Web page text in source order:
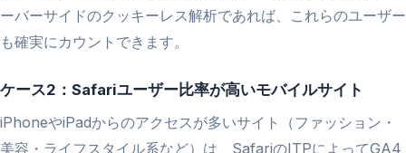
ーバーサイドのクッキーレス解析であれば、これらのユーザー
も確実にカウントできます。
ケース2：Safariユーザー比率が高いモバイルサイト
iPhoneやiPadからのアクセスが多いサイト（ファッション・
美容・ライフスタイル系など）は、SafariのITPによってGA4